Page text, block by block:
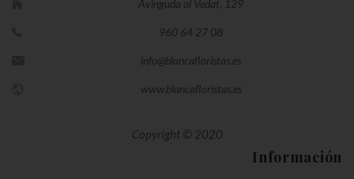
Avinguda al Vedat, 129
960 64 27 08
info@blancafloristas.es
www.blancafloristas.es
Copyright © 2020
Información